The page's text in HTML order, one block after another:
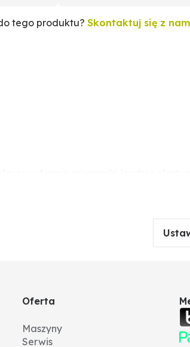
tego produktu?Skontaktuj się z
pigmentami aluminiowymi. Może być
jest rozproszenie na
Oferta
Maszyny
Serwis